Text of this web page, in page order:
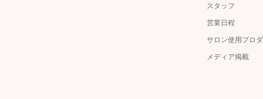
スタッフ
営業日程
サロン使用プロダ
メディア掲載